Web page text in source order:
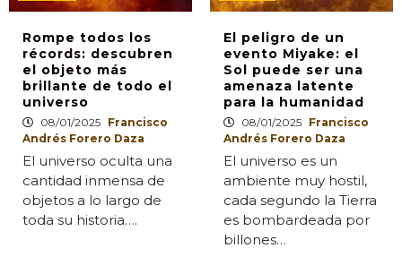
Rompe todos los
récords: descubren
el objeto más
brillante de todo el
universo
08/01/2025 Francisco
Andrés Forero Daza
El universo oculta una
cantidad inmensa de
objetos a lo largo de
toda su historia….
El peligro de un
evento Miyake: el
Sol puede ser una
amenaza latente
para la humanidad
08/01/2025 Francisco
Andrés Forero Daza
El universo es un
ambiente muy hostil,
cada segundo la Tierra
es bombardeada por
billones…